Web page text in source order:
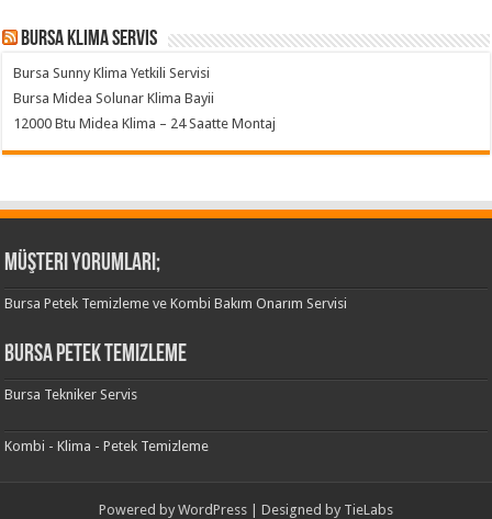
Bursa klima servis
Bursa Sunny Klima Yetkili Servisi
Bursa Midea Solunar Klima Bayii
12000 Btu Midea Klima – 24 Saatte Montaj
Müşteri Yorumları;
Bursa Petek Temizleme ve Kombi Bakım Onarım Servisi
Bursa Petek Temizleme
Bursa Tekniker Servis
Kombi - Klima - Petek Temizleme
Powered by WordPress | Designed by TieLabs